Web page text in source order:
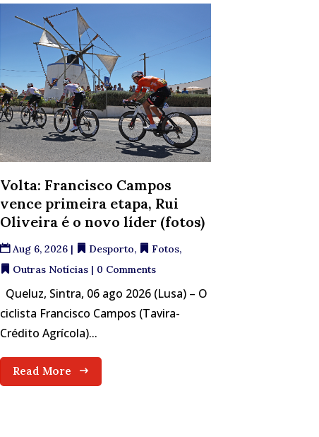
Volta: Francisco Campos
vence primeira etapa, Rui
Oliveira é o novo líder (fotos)
Aug 6, 2026| Desporto, Fotos,
Outras Notícias| 0 Comments
Queluz, Sintra, 06 ago 2026 (Lusa) – O
ciclista Francisco Campos (Tavira-
Crédito Agrícola)...
Read More